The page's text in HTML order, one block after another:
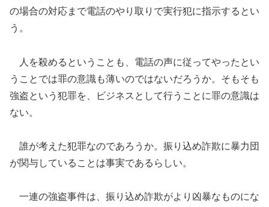
の場合の対応まで電話のやり取りで実行犯に指示するとい
う。
人を殺めるということも、電話の声に従ってやったとい
うことでは罪の意識も薄いのではないだろうか。そもそも
強盗という犯罪を、ビジネスとして行うことに罪の意識は
ない。
誰が考えた犯罪なのであろうか。振り込め詐欺に暴力団
が関与していることは事実であるらしい。
一連の強盗事件は、振り込め詐欺がより凶暴なものにな